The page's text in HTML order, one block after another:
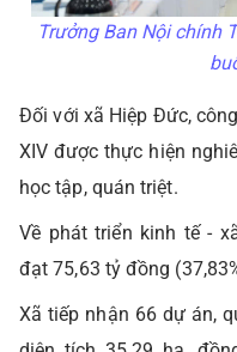
Trưởng Ban Nội chính
Đối với xã Hiệp Đức,
XIV được thực hiện
học tập, quán triệt.
Về phát triển kinh tế -
đạt 75,63 tỷ đồng
Xã tiếp nhận 66 dự án,